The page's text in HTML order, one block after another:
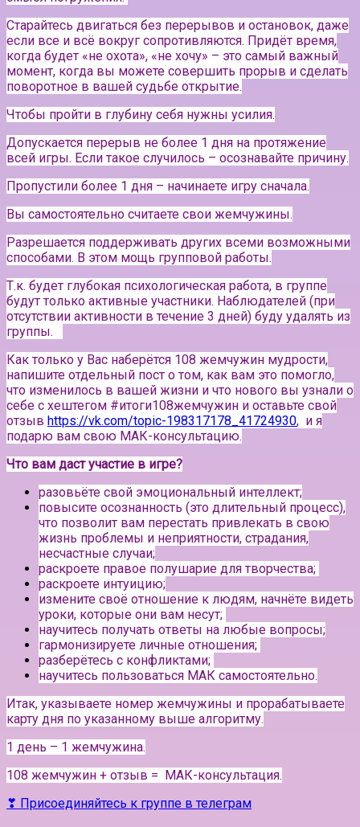
Старайтесь двигаться без перерывов и остановок, даже
если все и всё вокруг сопротивляются. Придёт время,
когда будет «не охота», «не хочу» – это самый важный
момент, когда вы можете совершить прорыв и сделать
поворотное в вашей судьбе открытие.
Чтобы пройти в глубину себя нужны усилия.
Допускается перерыв не более 1 дня на протяжение
всей игры. Если такое случилось – осознавайте причину.
Пропустили более 1 дня – начинаете игру сначала.
Вы самостоятельно считаете свои жемчужины.
Разрешается поддерживать других всеми возможными
способами. В этом мощь групповой работы.
Т.к. будет глубокая психологическая работа, в группе
будут только активные участники. Наблюдателей (при
отсутствии активности в течение 3 дней) буду удалять из
группы.⠀
Как только у Вас наберётся 108 жемчужин мудрости,
напишите отдельный пост о том, как вам это помогло,
что изменилось в вашей жизни и что нового вы узнали о
себе с хештегом #итоги108жемчужин и оставьте свой
отзыв https://vk.com/topic-198317178_41724930, и я
подарю вам свою МАК-консультацию.
Что вам даст участие в игре?
разовьёте свой эмоциональный интеллект;
повысите осознанность (это длительный процесс),
что позволит вам перестать привлекать в свою
жизнь проблемы и неприятности, страдания,
несчастные случаи;
раскроете правое полушарие для творчества;
раскроете интуицию;
измените своё отношение к людям, начнёте видеть
уроки, которые они вам несут;
научитесь получать ответы на любые вопросы;
гармонизируете личные отношения;
разберётесь с конфликтами;
научитесь пользоваться МАК самостоятельно.
Итак, указываете номер жемчужины и прорабатываете
карту дня по указанному выше алгоритму.
1 день – 1 жемчужина.
108 жемчужин + отзыв = МАК-консультация.
❣ Присоединяйтесь к группе в телеграм